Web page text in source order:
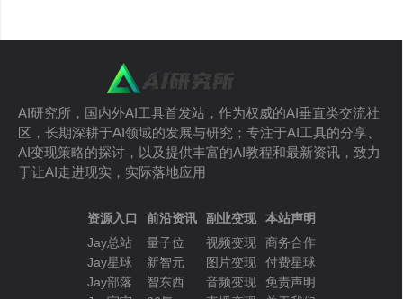
AI研究所，国内外AI工具首发站，作为权威的AI垂直类交流社
区，长期深耕于AI领域的发展与研究；专注于AI工具的分享、
AI变现策略的探讨，以及提供丰富的AI教程和最新资讯，致力
于让AI走进现实，实际落地应用
资源入口
Jay总站
Jay星球
Jay部落
前沿资讯
量子位
新智元
智东西
副业变现
视频变现
图片变现
音频变现
本站声明
商务合作
付费星球
免责声明